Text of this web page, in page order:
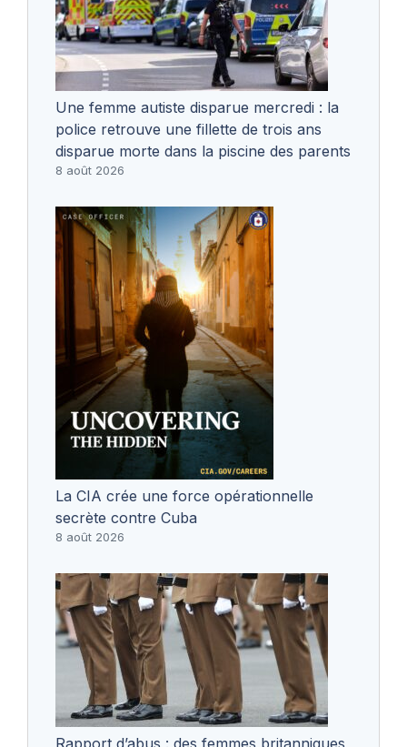
Une femme autiste disparue mercredi : la
police retrouve une fillette de trois ans
disparue morte dans la piscine des parents
8 août 2026
La CIA crée une force opérationnelle
secrète contre Cuba
8 août 2026
Rapport d’abus : des femmes britanniques